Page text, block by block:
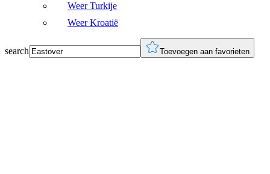
Weer Turkije
Weer Kroatië
search Toevoegen aan favorieten